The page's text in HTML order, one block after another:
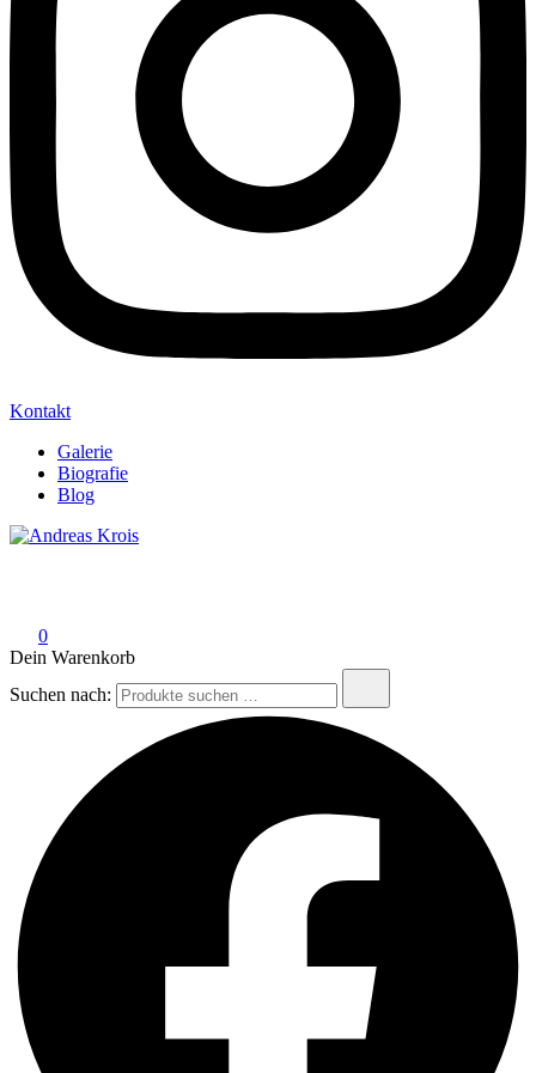
Kontakt
Galerie
Biografie
Blog
0
Dein Warenkorb
Suchen nach: